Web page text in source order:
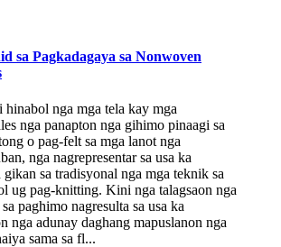
sa Pagkadagaya sa Nonwoven
nga mga tela kay mga
nga panapton nga gihimo pinaagi sa
o pag-felt sa mga lanot nga
nga nagrepresentar sa usa ka
gikan sa tradisyonal nga mga teknik sa
ug pag-knitting. Kini nga talagsaon nga
paghimo nagresulta sa usa ka
nga adunay daghang mapuslanon nga
sama sa fl...